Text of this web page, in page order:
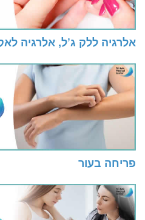
אלרגיה ללק ג’ל, אלרגיה
פריחה בעור